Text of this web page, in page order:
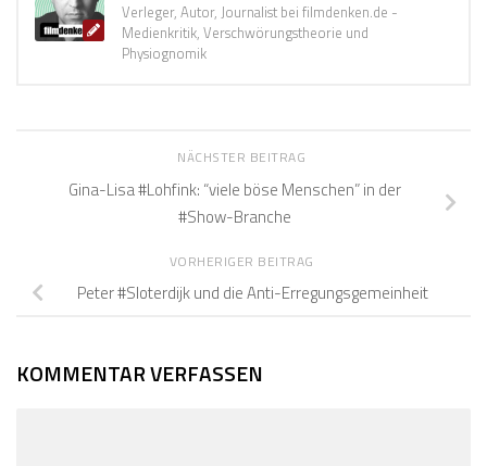
Verleger, Autor, Journalist bei filmdenken.de -
Medienkritik, Verschwörungstheorie und
Physiognomik
NÄCHSTER BEITRAG
Gina-Lisa #Lohfink: “viele böse Menschen” in der
#Show-Branche
VORHERIGER BEITRAG
Peter #Sloterdijk und die Anti-Erregungsgemeinheit
KOMMENTAR VERFASSEN